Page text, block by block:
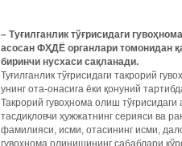
– Туғилганлик тўғрисидаги гувоҳнома
асосан ФҲДЁ органлари томонидан
биринчи нусхаси сақланади.
Туғилганлик тўғрисидаги такрорий
унинг ота-онасига ёки қонуний
Такрорий гувоҳнома олиш
тасдиқловчи ҳужжатнинг серияси ва
фамилияси, исми, отасининг исми,
гувоҳнома олинишининг сабаблари